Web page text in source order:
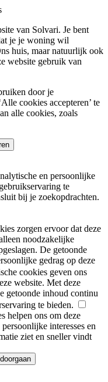
van Solvari. Je bent
je je woning wil
huis, maar natuurlijk ook
website gebruik van
door je
cookies accepteren’ te
alle cookies, zoals
en persoonlijke
te
bij je zoekopdrachten.
zorgen ervoor dat deze
noodzakelijke
De getoonde
gedrag op deze
cookies geven ons
website. Met deze
getoonde inhoud continu
te bieden.
helpen ons om deze
interesses en
ziet en sneller vindt